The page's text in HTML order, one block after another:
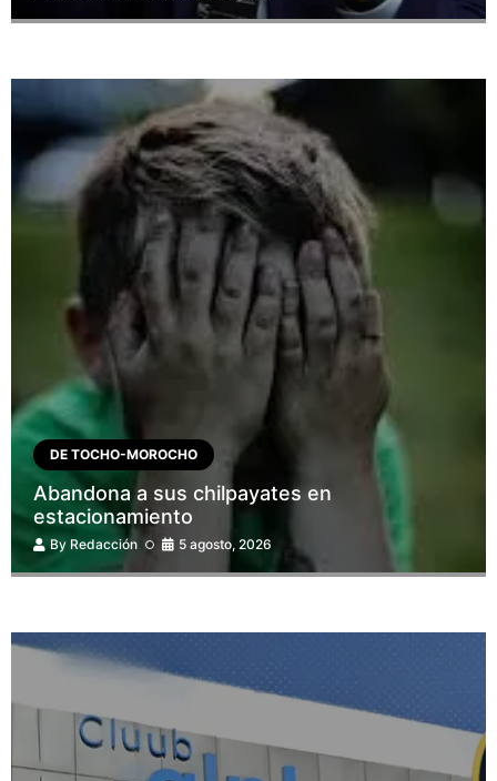
DE TOCHO-MOROCHO
Abandona a sus chilpayates en
estacionamiento
By Redacción 5 agosto, 2026